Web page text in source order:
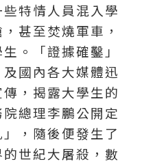
特情人員混入學
甚至焚燒軍車，
。「證據確鑿」
國內各大媒體迅
，揭露大學生的
院總理李鵬公開定
，隨後便發生了
世紀大屠殺，數